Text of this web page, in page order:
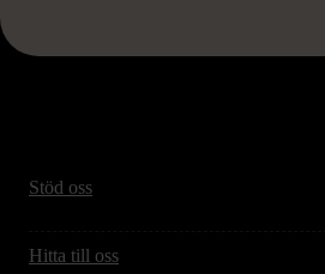
Stöd oss
Hitta till oss